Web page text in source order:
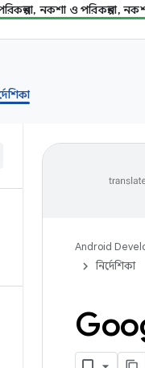
নকশা ও পরিকল্পনা,
Android
নির্দেশিকা